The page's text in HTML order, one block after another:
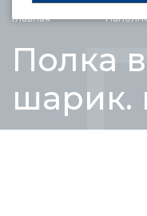
Главная
Полка
шарик.